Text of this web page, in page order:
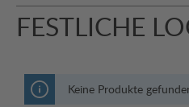
FESTLICHE
Keine Produkte